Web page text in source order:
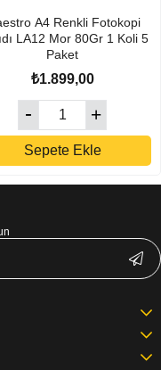
A4 Renkli Fotokopi
LA12 Mor 80Gr 1 Koli 5
Paket
₺1.899,00
Sepete Ekle